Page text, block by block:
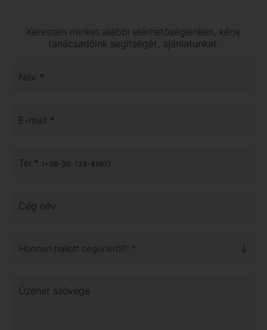
Keressen minket alábbi elérhetőségeinken, kérje
tanácsadóink segítségét, ajánlatunkat.
Név *
E-mail *
Tel:* (+36-30-123-4567)
Cég név
Honnan hallott cégünkről?: *
Üzenet szövege